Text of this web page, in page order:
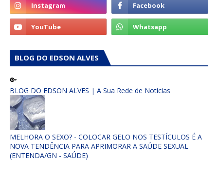
BLOG DO EDSON ALVES
BLOG DO EDSON ALVES | A Sua Rede de Notícias
MELHORA O SEXO? - COLOCAR GELO NOS TESTÍCULOS É A
NOVA TENDÊNCIA PARA APRIMORAR A SAÚDE SEXUAL
(ENTENDA/GN - SAÚDE)